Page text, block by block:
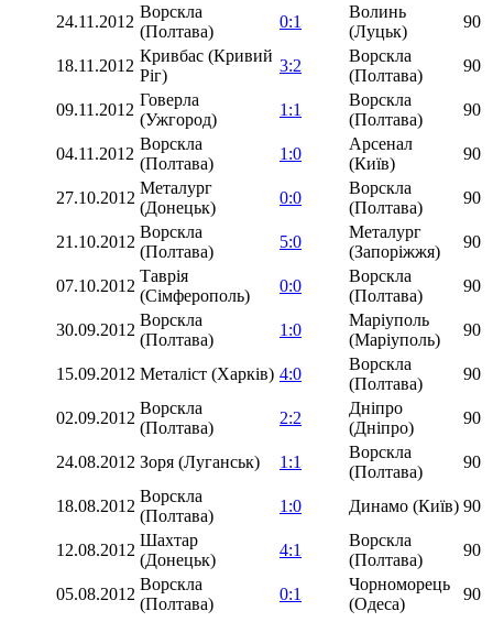
24.11.2012
Ворскла
(Полтава)
0:1
Волинь
(Луцьк)
90
18.11.2012
Кривбас (Кривий
Ріг)
3:2
Ворскла
(Полтава)
90
09.11.2012
Говерла
(Ужгород)
1:1
Ворскла
(Полтава)
90
04.11.2012
Ворскла
(Полтава)
1:0
Арсенал
(Київ)
90
27.10.2012
Металург
(Донецьк)
0:0
Ворскла
(Полтава)
90
21.10.2012
Ворскла
(Полтава)
5:0
Металург
(Запоріжжя)
90
07.10.2012
Таврія
(Сімферополь)
0:0
Ворскла
(Полтава)
90
30.09.2012
Ворскла
(Полтава)
1:0
Маріуполь
(Маріуполь)
90
15.09.2012 Металіст (Харків) 4:0
Ворскла
(Полтава)
90
02.09.2012
Ворскла
(Полтава)
2:2
Дніпро
(Дніпро)
90
24.08.2012 Зоря (Луганськ) 1:1
Ворскла
(Полтава)
90
18.08.2012
Ворскла
(Полтава)
1:0 Динамо (Київ) 90
12.08.2012
Шахтар
(Донецьк)
4:1
Ворскла
(Полтава)
90
05.08.2012
Ворскла
(Полтава)
0:1
Чорноморець
(Одеса)
90